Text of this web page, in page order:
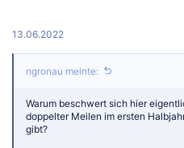
:
13.06.2022
ngronau meinte:
Warum beschwert sich hier
doppelter Meilen im ersten
gibt?